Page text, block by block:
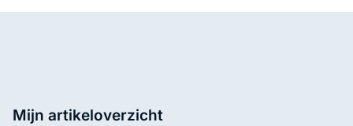
Mijn artikeloverzicht